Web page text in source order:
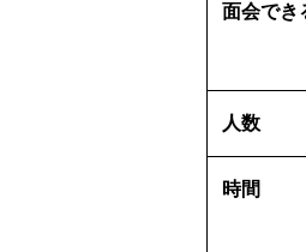
面会でき
人数
時間